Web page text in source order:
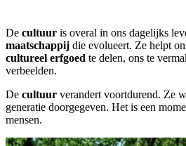
De cultuur is overal in ons dagelijks
maatschappij die evolueert. Ze helpt
cultureel erfgoed te delen, ons te
verbeelden.
De cultuur verandert voortdurend. Ze
generatie doorgegeven. Het is een
mensen.